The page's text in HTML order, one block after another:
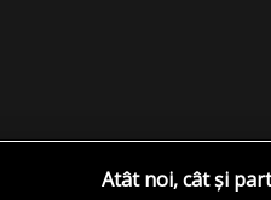
Atât noi, cât și